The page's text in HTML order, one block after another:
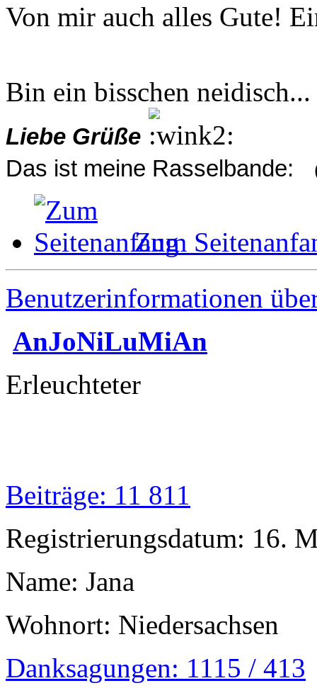
Von mir auch alles Gute!
Bin ein bisschen neidisch...
Liebe Grüße
Das ist meine Rasselbande:
Zum
Benutzerinformationen
AnJoNiLuMiAn
Erleuchteter
Beiträge: 11 811
Registrierungsdatum: 16.
Name: Jana
Wohnort: Niedersachsen
Danksagungen: 1115 / 413